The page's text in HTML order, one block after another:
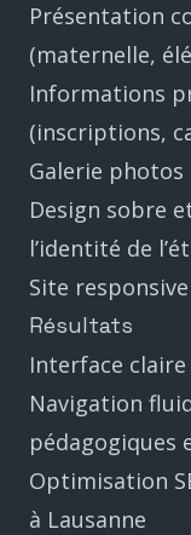
Présentation
(maternelle,
Informations
(inscriptions,
Galerie photos
Design sobre
l’identité de
Site
Résultats
Interface
Navigation
pédagogiques
Optimisation
à Lausanne